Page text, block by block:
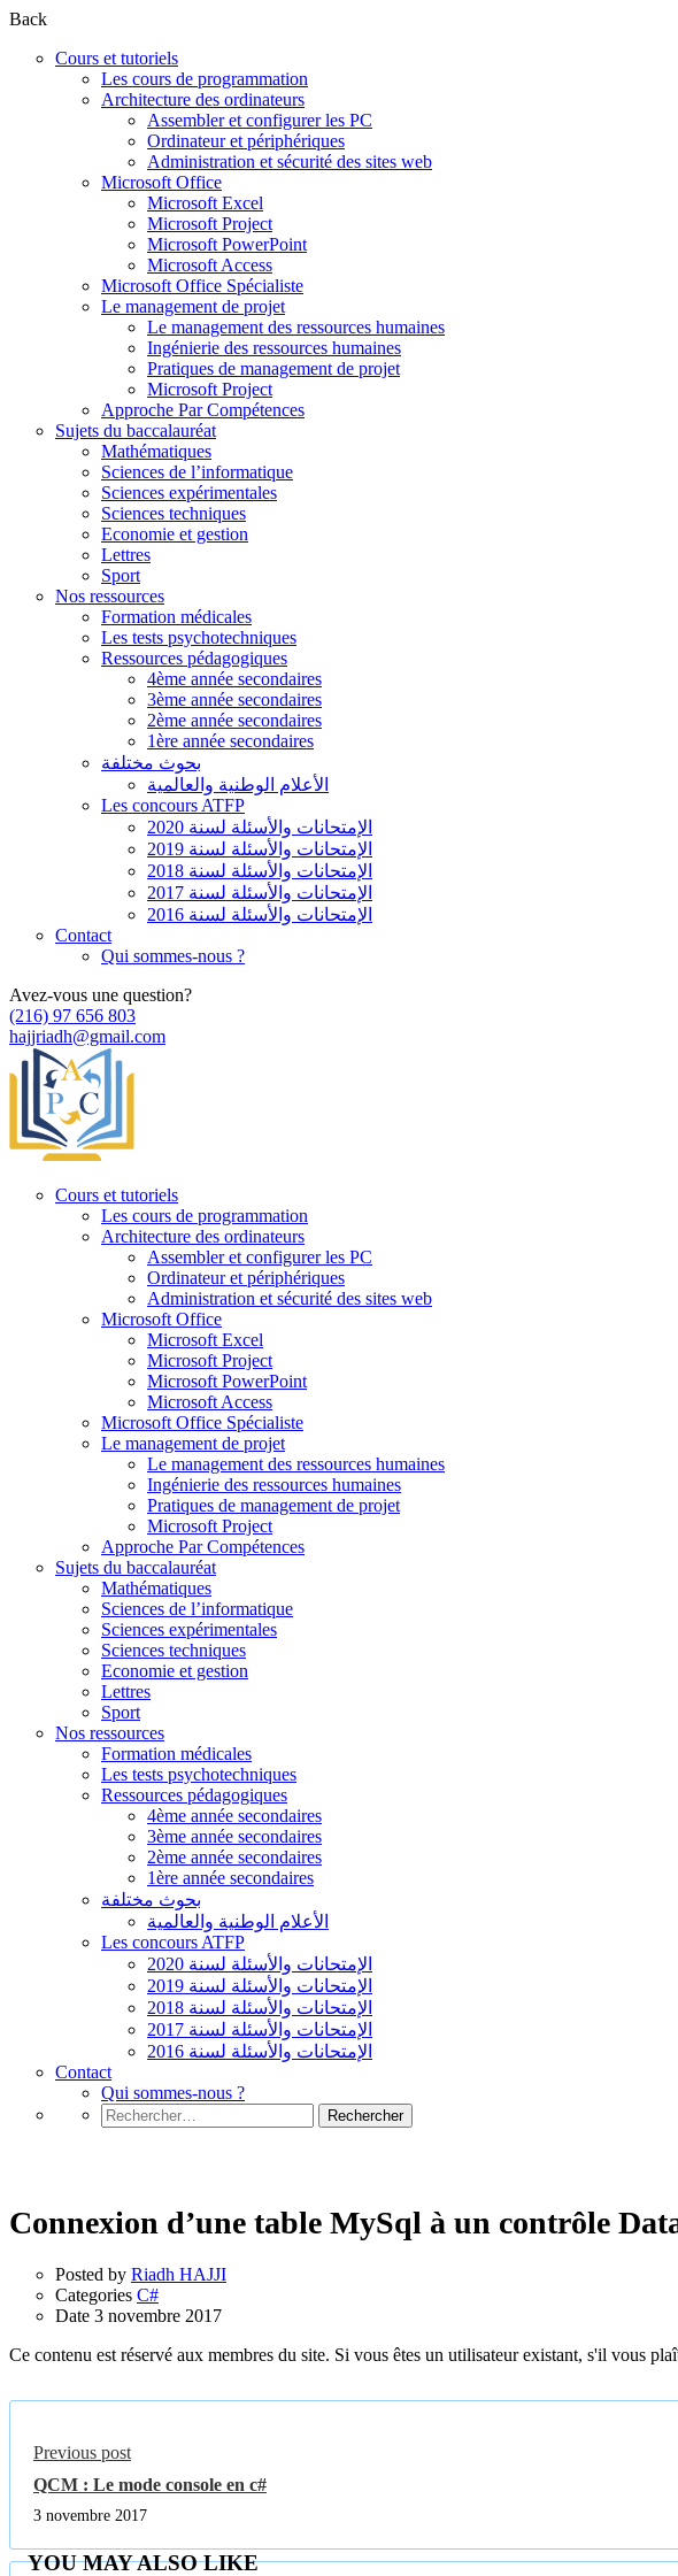
Back
Cours et tutoriels
Les cours de programmation
Architecture des ordinateurs
Assembler et configurer les PC
Ordinateur et périphériques
Administration et sécurité des sites web
Microsoft Office
Microsoft Excel
Microsoft Project
Microsoft PowerPoint
Microsoft Access
Microsoft Office Spécialiste
Le management de projet
Le management des ressources humaines
Ingénierie des ressources humaines
Pratiques de management de projet
Microsoft Project
Approche Par Compétences
Sujets du baccalauréat
Mathématiques
Sciences de l’informatique
Sciences expérimentales
Sciences techniques
Economie et gestion
Lettres
Sport
Nos ressources
Formation médicales
Les tests psychotechniques
Ressources pédagogiques
4ème année secondaires
3ème année secondaires
2ème année secondaires
1ère année secondaires
بحوث مختلفة
الأعلام الوطنية والعالمية
Les concours ATFP
الإمتحانات والأسئلة لسنة 2020
الإمتحانات والأسئلة لسنة 2019
الإمتحانات والأسئلة لسنة 2018
الإمتحانات والأسئلة لسنة 2017
الإمتحانات والأسئلة لسنة 2016
Contact
Qui sommes-nous ?
Avez-vous une question?
(216) 97 656 803
hajjriadh@gmail.com
Cours et tutoriels
Les cours de programmation
Architecture des ordinateurs
Assembler et configurer les PC
Ordinateur et périphériques
Administration et sécurité des sites web
Microsoft Office
Microsoft Excel
Microsoft Project
Microsoft PowerPoint
Microsoft Access
Microsoft Office Spécialiste
Le management de projet
Le management des ressources humaines
Ingénierie des ressources humaines
Pratiques de management de projet
Microsoft Project
Approche Par Compétences
Sujets du baccalauréat
Mathématiques
Sciences de l’informatique
Sciences expérimentales
Sciences techniques
Economie et gestion
Lettres
Sport
Nos ressources
Formation médicales
Les tests psychotechniques
Ressources pédagogiques
4ème année secondaires
3ème année secondaires
2ème année secondaires
1ère année secondaires
بحوث مختلفة
الأعلام الوطنية والعالمية
Les concours ATFP
الإمتحانات والأسئلة لسنة 2020
الإمتحانات والأسئلة لسنة 2019
الإمتحانات والأسئلة لسنة 2018
الإمتحانات والأسئلة لسنة 2017
الإمتحانات والأسئلة لسنة 2016
Contact
Qui sommes-nous ?
Rechercher :
Connexion d’une table MySql à un contrôle
Posted by Riadh HAJJI
Categories C#
Date 3 novembre 2017
Ce contenu est réservé aux membres du site. Si vous êtes un utilisateur existant, s'il vous
Previous post
QCM : Le mode console en c#
3 novembre 2017
YOU MAY ALSO LIKE